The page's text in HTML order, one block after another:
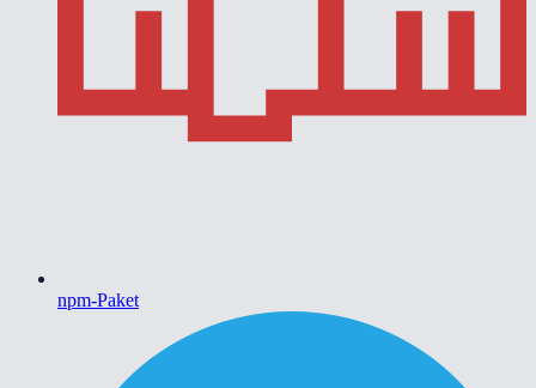
npm-Paket